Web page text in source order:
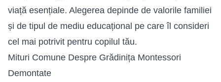
viață esențiale. Alegerea depinde de valorile familiei
și de tipul de mediu educațional pe care îl consideri
cel mai potrivit pentru copilul tău.
Mituri Comune Despre Grădinița Montessori
Demontate